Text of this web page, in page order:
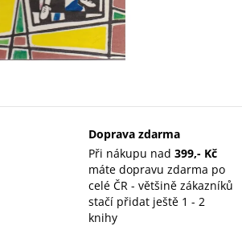
Doprava zdarma
Při nákupu nad 399,- Kč
máte dopravu zdarma po
celé ČR - většině zákazníků
stačí přidat ještě 1 - 2
knihy